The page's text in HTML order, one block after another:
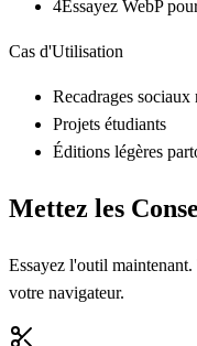
4Essayez WebP
Cas d'Utilisation
Recadrages sociaux
Projets étudiants
Éditions légères
Mettez les
Essayez l'outil
votre navigateur.